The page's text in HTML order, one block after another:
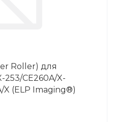
Roller) для
CE260A/X-
X (ELP Imaging®)